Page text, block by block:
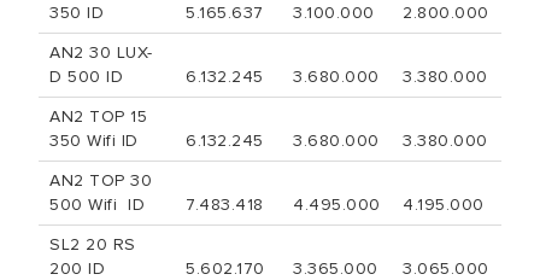
350 ID
5.165.637 3.100.000
2.800.000
AN2 30 LUX-
D 500 ID
6.132.245 3.680.000
3.380.000
AN2 TOP 15
350 Wifi ID
6.132.245 3.680.000
3.380.000
AN2 TOP 30
500 Wifi ID
7.483.418 4.495.000
4.195.000
SL2 20 RS
200 ID
5.602.170 3.365.000
3.065.000